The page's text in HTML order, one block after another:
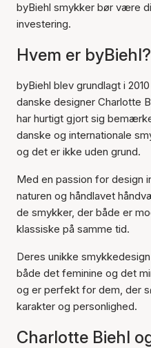
byBiehl smykker bør være
investering.
Hvem er byBiehl?
byBiehl blev grundlagt i
danske designer Charlotte
har hurtigt gjort sig
danske og internationale
og det er ikke uden grund.
Med en passion for design
naturen og håndlavet
de smykker, der både er
klassiske på samme tid.
Deres unikke
både det feminine og det
og er perfekt for dem, der
karakter og personlighed.
Charlotte Biehl